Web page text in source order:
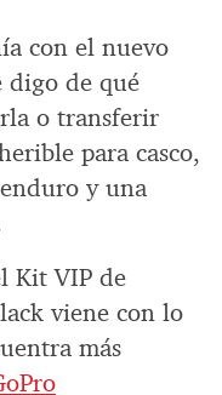
con el nuevo
digo de qué
o transferir
para casco,
y una
Kit VIP de
viene con lo
más